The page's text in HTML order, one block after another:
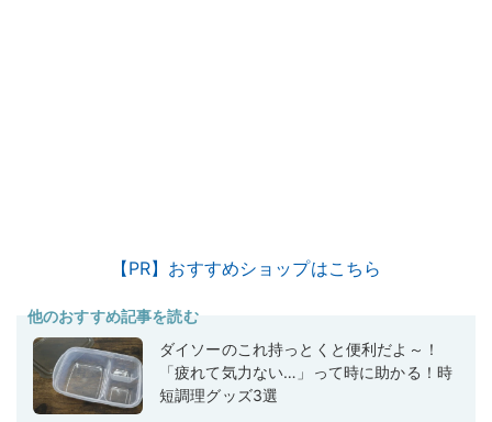
【PR】おすすめショップはこちら
他のおすすめ記事を読む
ダイソーのこれ持っとくと便利だよ～！
「疲れて気力ない…」って時に助かる！時
短調理グッズ3選